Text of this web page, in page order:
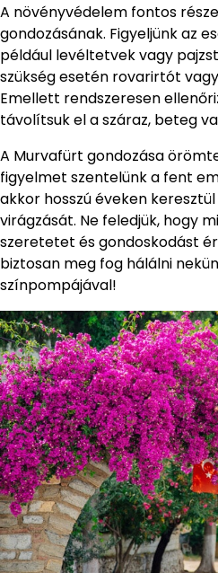
A növényvédelem fontos
gondozásának. Figyeljünk az
például levéltetvek vagy
szükség esetén rovarirtót
Emellett rendszeresen
távolítsuk el a száraz, beteg
A Murvafürt gondozása
figyelmet szentelünk a fent
akkor hosszú éveken
virágzását. Ne feledjük, hogy
szeretetet és gondoskodást
biztosan meg fog hálálni
színpompájával!